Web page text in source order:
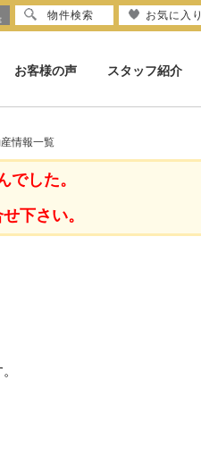
お客様の声 スタッフ紹介
情報一覧
でした。
下さい。
物件検索 お気に入り